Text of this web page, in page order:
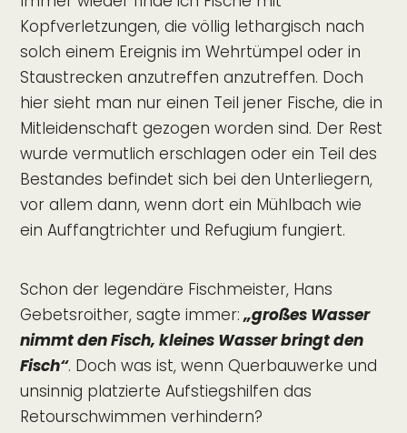
Kopfverletzungen, die völlig lethargisch nach
solch einem Ereignis im Wehrtümpel oder in
Staustrecken anzutreffen anzutreffen. Doch
hier sieht man nur einen Teil jener Fische, die in
Mitleidenschaft gezogen worden sind. Der Rest
wurde vermutlich erschlagen oder ein Teil des
Bestandes befindet sich bei den Unterliegern,
vor allem dann, wenn dort ein Mühlbach wie
ein Auffangtrichter und Refugium fungiert.
Schon der legendäre Fischmeister, Hans
Gebetsroither, sagte immer:„großes Wasser
nimmt den Fisch, kleines Wasser bringt den
Fisch“. Doch was ist, wenn Querbauwerke und
unsinnig platzierte Aufstiegshilfen das
Retourschwimmen verhindern?